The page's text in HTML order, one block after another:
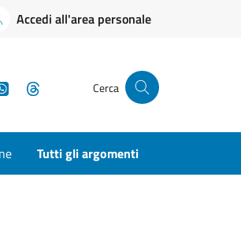
Accedi all'area personale
WhatsApp Cerca
Tutti gli argomenti